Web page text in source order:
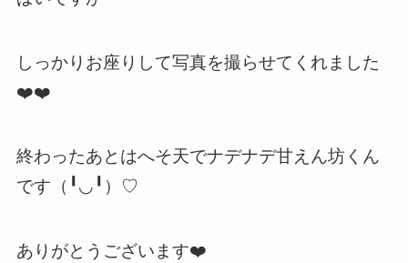
しっかりお座りして写真を撮らせてくれました
❤️❤️
終わったあとはへそ天でナデナデ甘えん坊くん
です（╹◡╹）♡
ありがとうございます❤️